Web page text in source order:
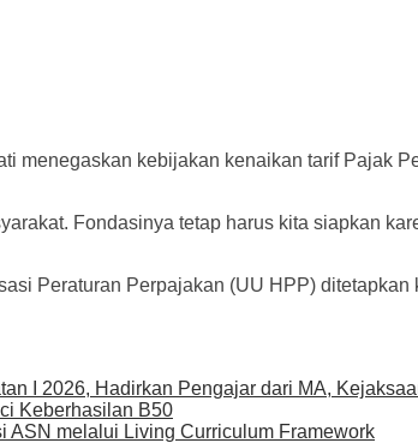
menegaskan kebijakan kenaikan tarif Pajak
Fondasinya tetap harus kita siapkan
Peraturan Perpajakan (UU HPP)
I 2026, Hadirkan Pengajar dari MA,
Keberhasilan B50
ASN melalui Living Curriculum Framework